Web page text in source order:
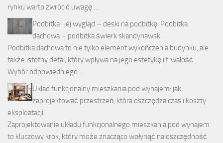
rynku warto zwrócić uwagę …
Podbitka i jej wygląd – deski na podbitkę. Podbitka
dachowa – podbitka świerk skandynawski
Podbitka dachowa to nie tylko element wykończenia budynku, ale
także istotny detal, który wpływa na jego estetykę i trwałość.
Wybór odpowiedniego …
Układ funkcjonalny mieszkania pod wynajem: jak
zaprojektować przestrzeń, która oszczędza czas i koszty
eksploatacji
Zaprojektowanie układu funkcjonalnego mieszkania pod wynajem
to kluczowy krok, który może znacząco wpłynąć na oszczędność